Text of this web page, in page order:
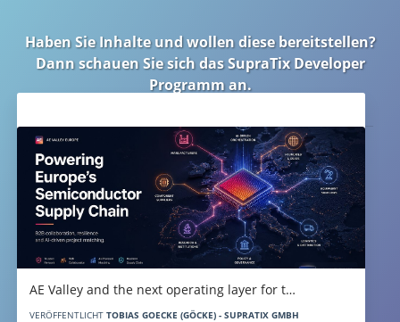
Haben Sie Inhalte und wollen diese bereitstellen?
Dann schauen Sie sich dasSupraTix Developer
Programman.
AE Valley and the next operating layer for t…
VERÖFFENTLICHT TOBIAS GOECKE (GÖCKE) - SUPRATIX GMBH